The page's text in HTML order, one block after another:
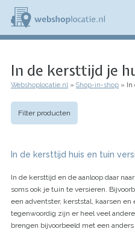
Overslaan
naar
de
b
s
h
a
i
n
l
In de kersttijd je
Kruimelpad
Webshoplocatie.nl Shop-in-shop
Filter producten
In de kersttijd huis en tuin
In de kersttijd en de aanloop daar
soms ook je tuin te versieren.
een adventster, kerststal, kaarsen
tegenwoordig zijn er heel veel
brengen bijvoorbeeld met een